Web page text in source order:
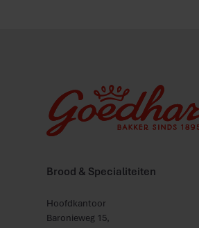
Brood & Specialiteiten
Hoofdkantoor
Baronieweg 15,